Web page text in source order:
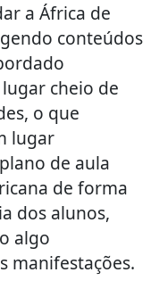
a África de
conteúdos
cheio de
o que
lugar
de aula
de forma
dos alunos,
algo
manifestações.